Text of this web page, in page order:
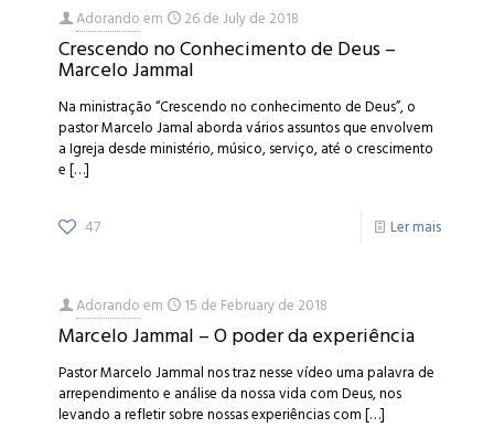
Adorandoem 26 de July de 2018
Crescendo no Conhecimento de Deus –
Marcelo Jammal
Na ministração “Crescendo no conhecimento de Deus”, o
pastor Marcelo Jamal aborda vários assuntos que envolvem
a Igreja desde ministério, músico, serviço, até o crescimento
e[…]
47 Ler mais
Adorandoem 15 de February de 2018
Marcelo Jammal – O poder da experiência
Pastor Marcelo Jammal nos traz nesse vídeo uma palavra de
arrependimento e análise da nossa vida com Deus, nos
levando a refletir sobre nossas experiências com[…]